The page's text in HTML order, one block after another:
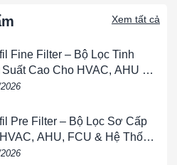
hình mở, sau đó dần chặt hơn
áp dụng ở mặt thoát khí của
độ hỗ trợ.
O-Mat Gold được phủ một lớp
dính không độc hại, không cháy,
Xem tất cả
Fine Filter – Bộ Lọc Tinh
Suất Cao Cho HVAC, AHU &
Sạch
Pre Filter – Bộ Lọc Sơ Cấp
AHU, FCU & Hệ Thống
Gió